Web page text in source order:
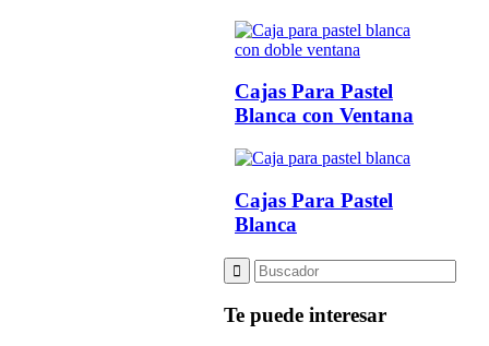
Cajas Para Pastel
Blanca con Ventana
Cajas Para Pastel
Blanca
Te puede interesar